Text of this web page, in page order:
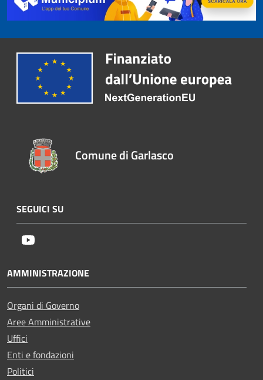
Comune di Garlasco
SEGUICI SU
AMMINISTRAZIONE
Organi di Governo
Aree Amministrative
Uffici
Enti e fondazioni
Politici